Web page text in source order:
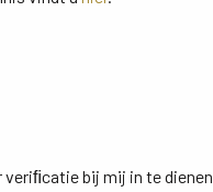
bij mij in te dienen